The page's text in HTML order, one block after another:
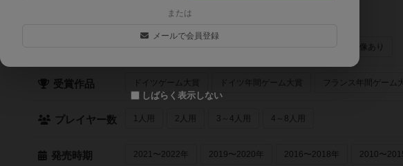
画像あり
受賞作品 ドイツゲーム大賞 ドイツ年間ゲーム大賞 フランス年間ゲーム大
プレイヤー数 1人用 2人用 3～4人用 4～8人用
発売時期 2021〜2022年 2019〜2020年 2016〜2018年 2010〜
または
メールで会員登録
しばらく表示しない